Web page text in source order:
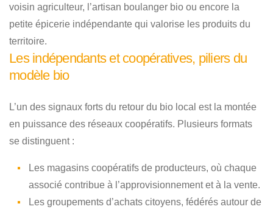
voisin agriculteur, l’artisan boulanger bio ou encore la
petite épicerie indépendante qui valorise les produits du
territoire.
Les indépendants et coopératives, piliers du
modèle bio
L’un des signaux forts du retour du bio local est la montée
en puissance des réseaux coopératifs. Plusieurs formats
se distinguent :
Les magasins coopératifs de producteurs, où chaque
associé contribue à l’approvisionnement et à la vente.
Les groupements d’achats citoyens, fédérés autour de